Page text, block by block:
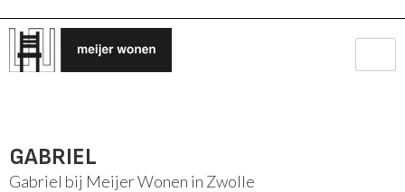
GABRIEL
Gabriel bij Meijer Wonen in Zwolle